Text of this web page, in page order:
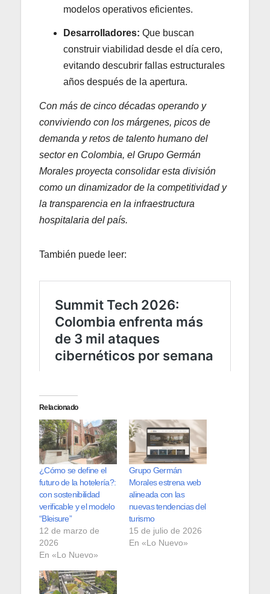
modelos operativos eficientes.
Desarrolladores: Que buscan
construir viabilidad desde el día cero,
evitando descubrir fallas estructurales
años después de la apertura.
Con más de cinco décadas operando y
conviviendo con los márgenes, picos de
demanda y retos de talento humano del
sector en Colombia, el Grupo Germán
Morales proyecta consolidar esta división
como un dinamizador de la competitividad y
la transparencia en la infraestructura
hospitalaria del país.
También puede leer:
Relacionado
¿Cómo se define el
futuro de la hotelería?:
con sostenibilidad
verificable y el modelo
“Bleisure”
12 de marzo de
2026
En «Lo Nuevo»
Grupo Germán
Morales estrena web
alineada con las
nuevas tendencias del
turismo
15 de julio de 2026
En «Lo Nuevo»